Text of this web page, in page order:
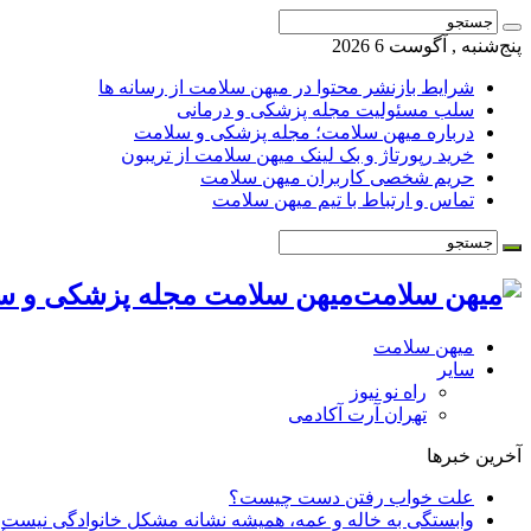
پنج‌شنبه , آگوست 6 2026
شرایط بازنشر محتوا در میهن سلامت از رسانه ها
سلب مسئولیت مجله پزشکی و درمانی
درباره میهن سلامت؛ مجله پزشکی و سلامت
خرید رپورتاژ و بک لینک میهن سلامت از تریبون
حریم شخصی کاربران میهن سلامت
تماس و ارتباط با تیم میهن سلامت
میهن سلامت مجله پزشکی و
میهن سلامت
سایر
راه نو نیوز
تهران آرت آکادمی
آخرین خبرها
علت خواب رفتن دست چیست؟
وابستگی به خاله و عمه، همیشه نشانه مشکل خانوادگی نیست